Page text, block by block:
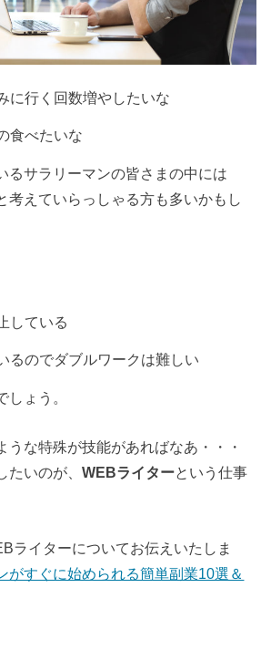
に行く回数増やしたいな
食べたいな
るサラリーマンの皆さまの中には
考えていらっしゃる方も多いかもし
している
るのでダブルワークは難しい
しょう。
うな特殊が技能があればなあ・・・
たいのが、WEBライターという仕事
ライターについてお伝えいたしま
がすぐに始められる簡単副業10選＆